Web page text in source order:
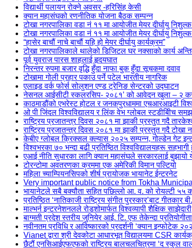
विद्यार्थी पलायन रोक्ने अवसर -हरिसिंह केसी
क्यान महासंघको रणनीतिक योजना बैठक सम्पन्न
टोखा नगरपालिका वडा नं ११ मा आयोजीत मेयर दीर्घायु
टोखा नगरपालिका वडा नं ११ मा आयोजीत मेयर दीर्घायु
“हासेर बाचौं नाचे बाचौं यहि हो मेयर दीर्घायु कार्यक्रम”
टोखा नगरपालिकाले थालेको डिजिटल घर नक्साको कार्य
पूर्व युवराज पारस शाहलाई हृदयघात
निरन्तर रुपमा बजार वृद्धि हुँदा नाफा बुक हुँदा सूचकमा दवाव
टोखामा गोली प्रहार पकाउ पर्ने पटेल भारतीय नागरिक
एलाइड वर्क फोर्स सोलुशन एण्ड ट्रेनिङ सेन्टरको उद्घाटन
नेसनल आईसीटी स्कलरसिप- २०८१’ को आवेदन खुला – २
काठमाडौंको एभरेस्ट होटल र जनकपुरधाममा एचआरआइटी
ओ पी जिंदल विश्वविद्यालय र लिंक वेभ ग्लोबल स्टडीबीिच
राष्ट्रिय प्रजातन्त्र दिवस २०८१ मा झाकी प्रस्तुत गदै
राष्ट्रिय प्रजातन्त्र दिवस २०८१ मा झाकी प्रस्तुत गदै टोखा
केबीए ग्लोबल क्रिक्सल क्ल्यास २०२५ सम्पन्न, गोल्डेन गेट
विश्वभरका ७० भन्दा बढी प्रतिष्ठित विश्वविद्यालयहरू
एआई नीति सुधारका लागि क्यान महासंघले सरकारलाई बुझायो
टोरन्टोमा अवतरणका क्रममा एक अमेरिकी विमान पल्टियो
महिला च्याम्पियनसिपको शीर्ष प्रायोजक भायानेट ईन्टरनेट
Very important public notice from Tokha
भायानेटले सबै बक्यौता सहित पछिल्लो आ. व. को रोयल्टी ५५
प्रतिष्ठित ‘नातिकाजी राष्ट्रिय संगीत पुरस्कार’बाट गीतकार
माल्भर्न इन्टरनेशनलले रोडशोमार्फत विश्वव्यापी शैक्षिक साझेदारी
बाग्मती प्रदेश स्तरीय जुनियेर आई. टि. एफ तेकेन्दा
नवीनतम प्रविधि र आविष्कारको प्रदर्शनी ‘क्यान इन्फोटेक
Vianet द्वारा श्री देवकोटा आधारभूत विद्यालयमा CSR
छैटौं एनसिआईएफएफको राष्ट्रिय बालचलचित्रमा ‘द स्कुल